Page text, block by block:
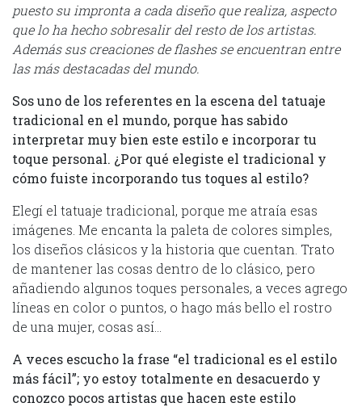
puesto su impronta a cada diseño que realiza, aspecto
que lo ha hecho sobresalir del resto de los artistas.
Además sus creaciones de flashes se encuentran entre
las más destacadas del mundo.
Sos uno de los referentes en la escena del tatuaje
tradicional en el mundo, porque has sabido
interpretar muy bien este estilo e incorporar tu
toque personal. ¿Por qué elegiste el tradicional y
cómo fuiste incorporando tus toques al estilo?
Elegí el tatuaje tradicional, porque me atraía esas
imágenes. Me encanta la paleta de colores simples,
los diseños clásicos y la historia que cuentan. Trato
de mantener las cosas dentro de lo clásico, pero
añadiendo algunos toques personales, a veces agrego
líneas en color o puntos, o hago más bello el rostro
de una mujer, cosas así…
A veces escucho la frase “el tradicional es el estilo
más fácil”; yo estoy totalmente en desacuerdo y
conozco pocos artistas que hacen este estilo